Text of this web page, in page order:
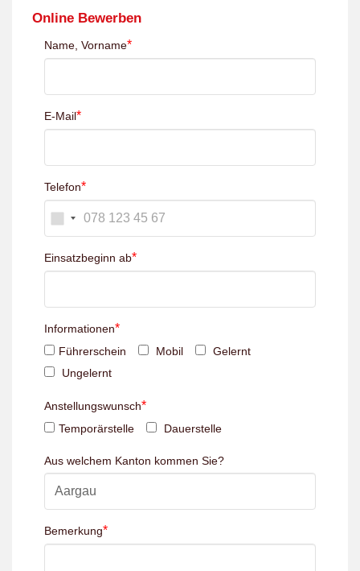
Online Bewerben
Name, Vorname*
E-Mail*
Telefon*
Einsatzbeginn ab*
Informationen*
Führerschein Mobil
Gelernt
Ungelernt
Anstellungswunsch*
Temporärstelle Dauerstelle
Aus welchem Kanton kommen Sie?
Bemerkung*